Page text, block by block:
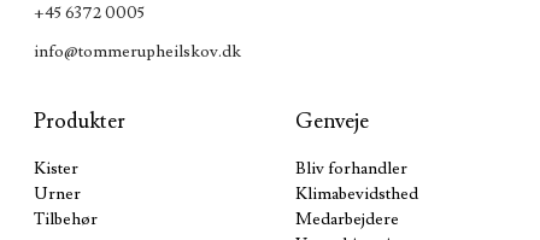
+45 6372 0005
info@tommerupheilskov.dk
Produkter
Kister
Urner
Tilbehør
Genveje
Bliv forhandler
Klimabevidsthed
Medarbejdere